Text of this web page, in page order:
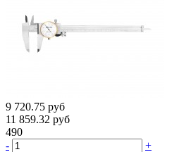
9 720.75 руб
11 859.32 руб
490
-
+